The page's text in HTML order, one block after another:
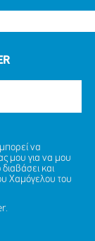
να
μου για να μου
και
Χαμόγελου του